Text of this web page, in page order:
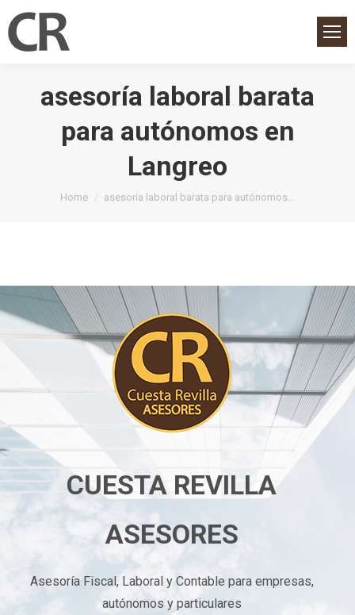
asesoría laboral barata
para autónomos en
Langreo
You are here:
Home asesoría laboral barata para autónomos…
CUESTA REVILLA
ASESORES
Asesoría Fiscal, Laboral y Contable para empresas,
autónomos y particulares